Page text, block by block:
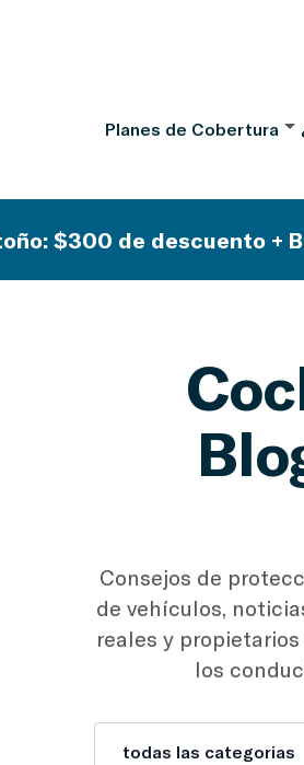
Planes de Cobertura
$300 de descuento +
Consejos de
de vehículos,
reales y
los
todas las categorias